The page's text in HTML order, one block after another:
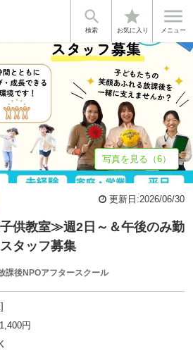

検索
star
お気に入り

メニュー
法人情報
写真を見る（6）
更新日:2026/06/30
供教室≫週2日～＆午後のみ勤
タッフ募集
後NPOアフタースクール
円